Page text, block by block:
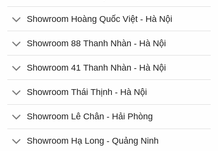
Showroom Hoàng Quốc Việt - Hà Nội
Showroom 88 Thanh Nhàn - Hà Nội
Showroom 41 Thanh Nhàn - Hà Nội
Showroom Thái Thịnh - Hà Nội
Showroom Lê Chân - Hải Phòng
Showroom Hạ Long - Quảng Ninh